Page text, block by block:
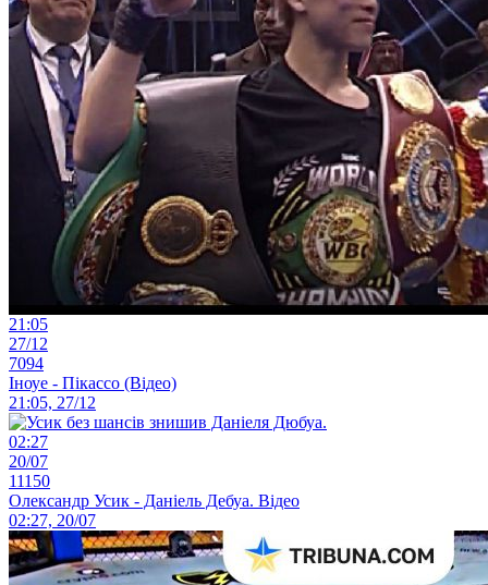
21:05
27/12
7094
Іноуе - Пікассо (Відео)
21:05, 27/12
02:27
20/07
11150
Олександр Усик - Даніель Дебуа. Відео
02:27, 20/07